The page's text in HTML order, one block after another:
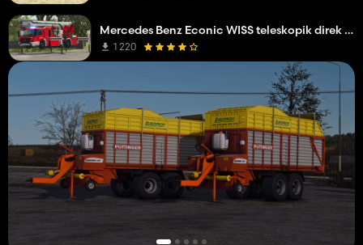
Mercedes Benz Econic WISS teleskopik direk platformu
1 220